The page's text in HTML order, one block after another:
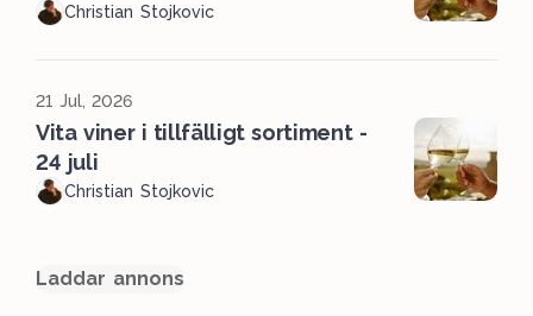
Christian Stojkovic
21 Jul, 2026
Vita viner i tillfälligt sortiment -
24 juli
Christian Stojkovic
Laddar annons